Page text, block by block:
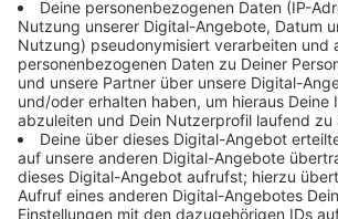
Leon Windscheid